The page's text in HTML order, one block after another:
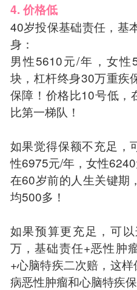
4. 价格低
40岁投保基础责任，基
身：
男性5610元/年，女性
块，杠杆终身30万重疾
保障！价格比10号低，
比第一梯队！
如果觉得保额不充足，
性6975元/年，女性
在60岁前的人生关键期
均500多！
如果预算更充足，可
万，基础责任+恶性肿
+心脑特疾二次赔，这
病恶性肿瘤和心脑特疾保